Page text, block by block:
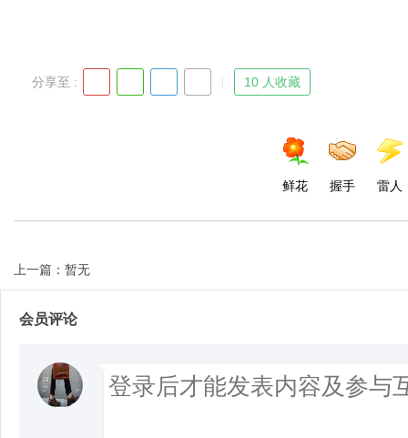
分享至 : 10 人收藏
鲜花 握手 雷人
上一篇：暂无
会员评论